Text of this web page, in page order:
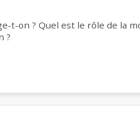
t-on ? Quel est le rôle de la
?